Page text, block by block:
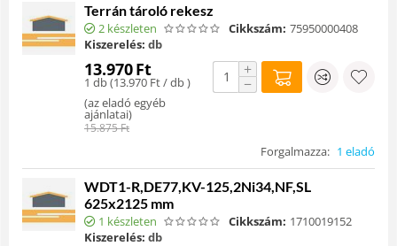
Terrán tároló rekesz
2 készleten Cikkszám: 75950000408
Kiszerelés: db
13.970Ft
1 db (13.970 Ft/ db )
(az eladó egyéb
ajánlatai)
15.875Ft
+
−
Forgalmazza: 1 eladó
WDT1-R,DE77,KV-125,2Ni34,NF,SL
625x2125 mm
1 készleten Cikkszám: 1710019152
Kiszerelés: db